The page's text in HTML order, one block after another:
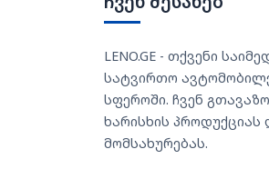
LENO.GE - თქვენი
სატვირთო
სფეროში. ჩვენ
ხარისხის
მომსახურებას.